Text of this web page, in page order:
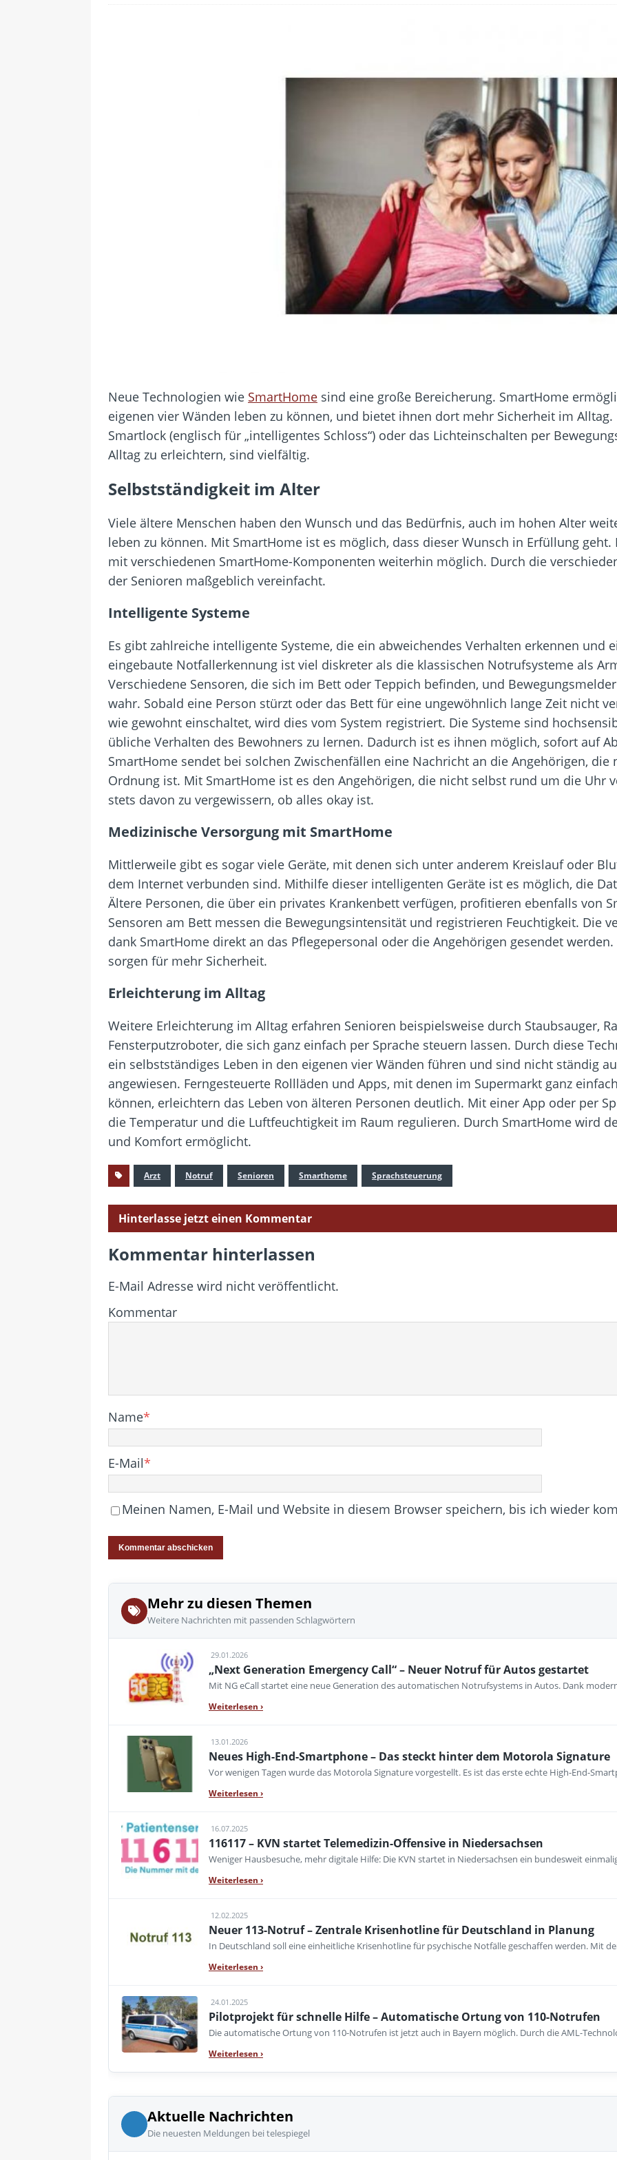
Wahlfreiheit der Verbraucher gestärkt – Gerichtsurteil zu Apple
Neue Technologien wie SmartHome sind eine große Bereicherung. SmartHome
eigenen vier Wänden leben zu können, und bietet ihnen dort mehr Sicherheit im Alltag.
Smartlock (englisch für „intelligentes Schloss“) oder das Lichteinschalten per
Alltag zu erleichtern, sind vielfältig.
Selbstständigkeit im Alter
Viele ältere Menschen haben den Wunsch und das Bedürfnis, auch im hohen Alter
leben zu können. Mit SmartHome ist es möglich, dass dieser Wunsch in Erfüllung
mit verschiedenen SmartHome-Komponenten weiterhin möglich. Durch die
der Senioren maßgeblich vereinfacht.
Intelligente Systeme
Es gibt zahlreiche intelligente Systeme, die ein abweichendes Verhalten erkennen und
eingebaute Notfallerkennung ist viel diskreter als die klassischen Notrufsysteme als
Verschiedene Sensoren, die sich im Bett oder Teppich befinden, und
wahr. Sobald eine Person stürzt oder das Bett für eine ungewöhnlich lange Zeit nicht
wie gewohnt einschaltet, wird dies vom System registriert. Die Systeme sind
übliche Verhalten des Bewohners zu lernen. Dadurch ist es ihnen möglich, sofort auf
SmartHome sendet bei solchen Zwischenfällen eine Nachricht an die Angehörigen,
Ordnung ist. Mit SmartHome ist es den Angehörigen, die nicht selbst rund um die Uhr
stets davon zu vergewissern, ob alles okay ist.
Medizinische Versorgung mit SmartHome
Mittlerweile gibt es sogar viele Geräte, mit denen sich unter anderem Kreislauf oder
dem Internet verbunden sind. Mithilfe dieser intelligenten Geräte ist es möglich, die
Ältere Personen, die über ein privates Krankenbett verfügen, profitieren ebenfalls von
Sensoren am Bett messen die Bewegungsintensität und registrieren Feuchtigkeit. Die
dank SmartHome direkt an das Pflegepersonal oder die Angehörigen gesendet
sorgen für mehr Sicherheit.
Erleichterung im Alltag
Weitere Erleichterung im Alltag erfahren Senioren beispielsweise durch Staubsauger,
Fensterputzroboter, die sich ganz einfach per Sprache steuern lassen. Durch diese
ein selbstständiges Leben in den eigenen vier Wänden führen und sind nicht ständig
angewiesen. Ferngesteuerte Rollläden und Apps, mit denen im Supermarkt ganz
können, erleichtern das Leben von älteren Personen deutlich. Mit einer App oder per
die Temperatur und die Luftfeuchtigkeit im Raum regulieren. Durch SmartHome wird
und Komfort ermöglicht.
Arzt Notruf Senioren Smarthome Sprachsteuerung
Hinterlasse jetzt einen Kommentar
Kommentar hinterlassen
E-Mail Adresse wird nicht veröffentlicht.
Kommentar
Name*
E-Mail*
Meinen Namen, E-Mail und Website in diesem Browser speichern, bis ich wieder
Mehr zu diesen Themen
Weitere Nachrichten mit passenden Schlagwörtern
29.01.2026
„Next Generation Emergency Call“ – Neuer Notruf für Autos gestartet
Mit NG eCall startet eine neue Generation des automatischen Notrufsystems in Autos. Dank
Weiterlesen ›
13.01.2026
Neues High-End-Smartphone – Das steckt hinter dem Motorola Signature
Vor wenigen Tagen wurde das Motorola Signature vorgestellt. Es ist das erste echte High-End-
Weiterlesen ›
16.07.2025
116117 – KVN startet Telemedizin-Offensive in Niedersachsen
Weniger Hausbesuche, mehr digitale Hilfe: Die KVN startet in Niedersachsen ein bundesweit
Weiterlesen ›
12.02.2025
Neuer 113-Notruf – Zentrale Krisenhotline für Deutschland in Planung
In Deutschland soll eine einheitliche Krisenhotline für psychische Notfälle geschaffen werden. Mit
Weiterlesen ›
24.01.2025
Pilotprojekt für schnelle Hilfe – Automatische Ortung von 110-Notrufen
Die automatische Ortung von 110-Notrufen ist jetzt auch in Bayern möglich. Durch die AML-
Weiterlesen ›
Aktuelle Nachrichten
Die neuesten Meldungen bei telespiegel